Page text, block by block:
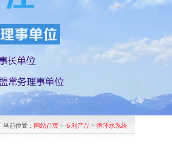
当前位置： 网站首页 > 专利产品 > 循环水系统